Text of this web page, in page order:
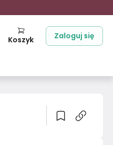
Koszyk Zaloguj się